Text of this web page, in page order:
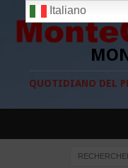
QUOTIDIANO DEL
Italiano